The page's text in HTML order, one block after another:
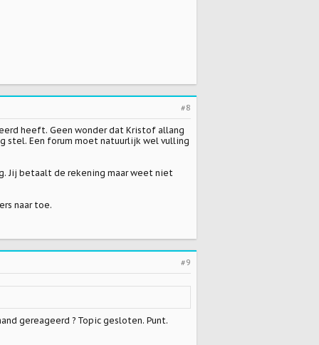
#8
heeft. Geen wonder dat Kristof allang
stel. Een forum moet natuurlijk wel vulling
Jij betaalt de rekening maar weet niet
naar toe.
#9
gereageerd ? Topic gesloten. Punt.